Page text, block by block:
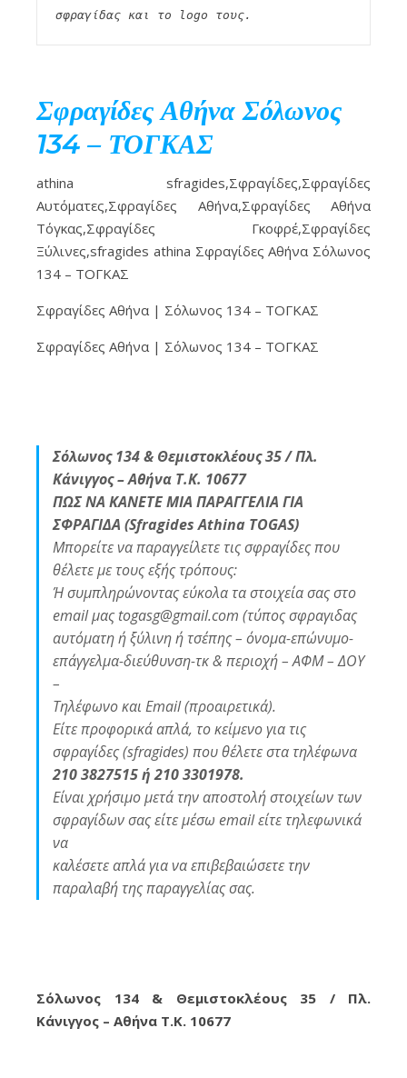
σφραγίδας και το logo τους.
Σφραγίδες Αθήνα Σόλωνος
134 – ΤΟΓΚΑΣ
athina sfragides,Σφραγίδες,Σφραγίδες
Αυτόματες,Σφραγίδες Αθήνα,Σφραγίδες Αθήνα
Τόγκας,Σφραγίδες Γκοφρέ,Σφραγίδες
Ξύλινες,sfragides athina Σφραγίδες Αθήνα Σόλωνος
134 – ΤΟΓΚΑΣ
Σφραγίδες Αθήνα | Σόλωνος 134 – ΤΟΓΚΑΣ
Σφραγίδες Αθήνα | Σόλωνος 134 – ΤΟΓΚΑΣ
Σόλωνος 134 & Θεμιστοκλέους 35 / Πλ.
Κάνιγγος – Αθήνα Τ.Κ. 10677
ΠΩΣ ΝΑ ΚΑΝΕΤΕ ΜΙΑ ΠΑΡΑΓΓΕΛΙΑ ΓΙΑ
ΣΦΡΑΓΙΔΑ (Sfragides Athina TOGAS)
Μπορείτε να παραγγείλετε τις σφραγίδες που
θέλετε με τους εξής τρόπους:
Ή συμπληρώνοντας εύκολα τα στοιχεία σας στο
email μας togasg@gmail.com (τύπος σφραγιδας
αυτόματη ή ξύλινη ή τσέπης – όνομα-επώνυμο-
επάγγελμα-διεύθυνση-τκ & περιοχή – ΑΦΜ – ΔΟΥ
–
Τηλέφωνο και Email (προαιρετικά).
Είτε προφορικά απλά, το κείμενο για τις
σφραγίδες (sfragides) που θέλετε στα τηλέφωνα
210 3827515 ή 210 3301978.
Είναι χρήσιμο μετά την αποστολή στοιχείων των
σφραγίδων σας είτε μέσω email είτε τηλεφωνικά
να
καλέσετε απλά για να επιβεβαιώσετε την
παραλαβή της παραγγελίας σας.
Σόλωνος 134 & Θεμιστοκλέους 35 / Πλ.
Κάνιγγος – Αθήνα Τ.Κ. 10677